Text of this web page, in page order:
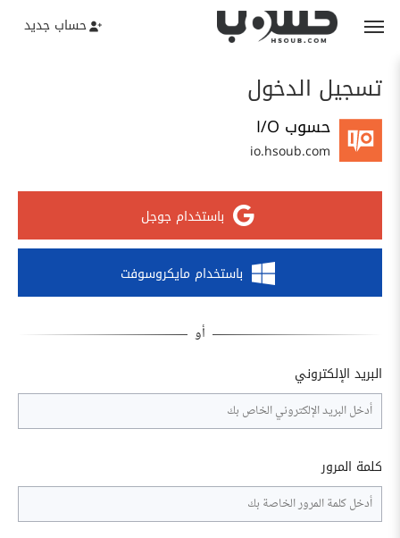
حساب جديد
تسجيل الدخول
حسوب I/O
io.hsoub.com
باستخدام جوجل
باستخدام مايكروسوفت
البريد الإلكتروني
كلمة المرور